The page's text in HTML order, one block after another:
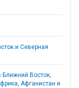
и Северная
Ближний Восток,
Афганистан и